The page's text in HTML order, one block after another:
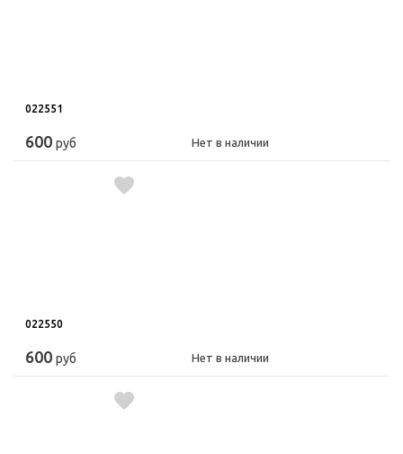
022551
600 руб Нет в наличии
022550
600 руб Нет в наличии